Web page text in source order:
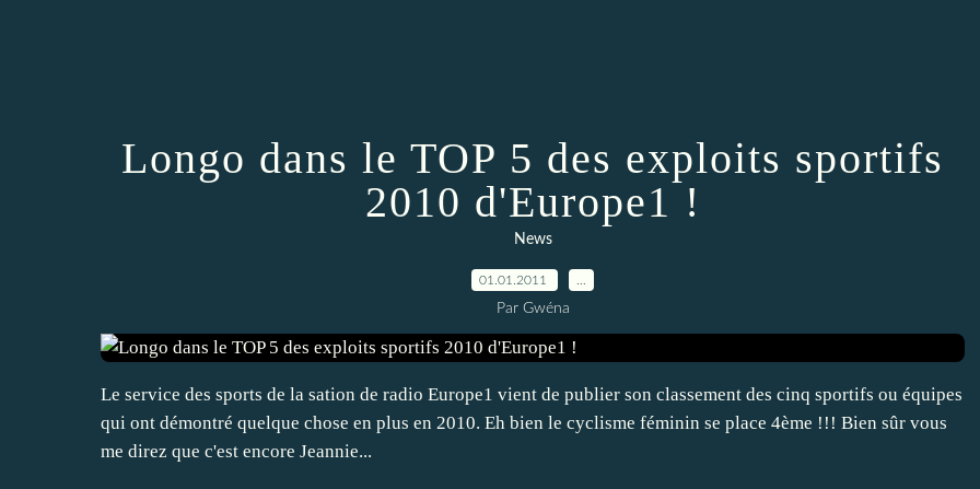
Longo dans le TOP 5 des exploits sportifs
2010 d'Europe1 !
News
01.01.2011
Par Gwéna
Le service des sports de la sation de radio Europe1 vient de publier son classement des cinq sportifs ou équipes
qui ont démontré quelque chose en plus en 2010. Eh bien le cyclisme féminin se place 4ème !!! Bien sûr vous
me direz que c'est encore Jeannie...